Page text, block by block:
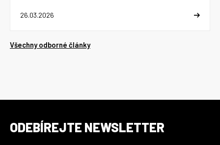
26.03.2026
Všechny odborné články
ODEBÍREJTE NEWSLETTER